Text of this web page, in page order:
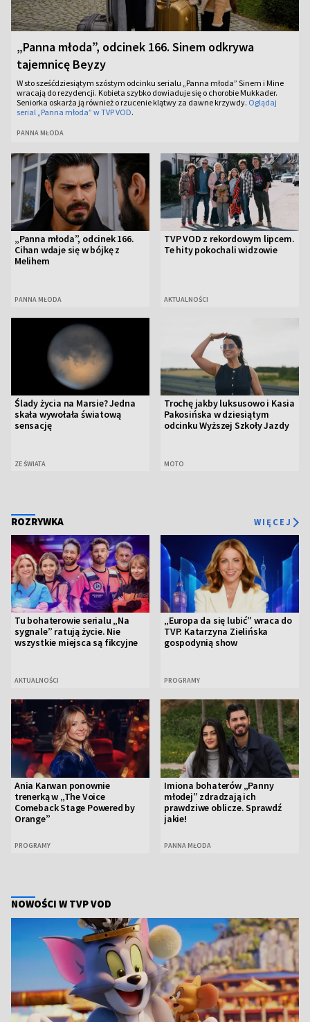
„Panna młoda”, odcinek 166. Sinem odkrywa
tajemnicę Beyzy
W sto sześćdziesiątym szóstym odcinku serialu „Panna młoda” Sinem i Mine
wracają do rezydencji. Kobieta szybko dowiaduje się o chorobie Mukkader.
Seniorka oskarża ją również o rzucenie klątwy za dawne krzywdy. Oglądaj
serial „Panna młoda” w TVP VOD.
PANNA MŁODA
„Panna młoda”, odcinek 166.
Cihan wdaje się w bójkę z
Melihem
PANNA MŁODA
TVP VOD z rekordowym lipcem.
Te hity pokochali widzowie
AKTUALNOŚCI
Ślady życia na Marsie? Jedna
skała wywołała światową
sensację
ZE ŚWIATA
Trochę jakby luksusowo i Kasia
Pakosińska w dziesiątym
odcinku Wyższej Szkoły Jazdy
MOTO
ROZRYWKA WIĘCEJ
Tu bohaterowie serialu „Na
sygnale” ratują życie. Nie
wszystkie miejsca są fikcyjne
AKTUALNOŚCI
„Europa da się lubić” wraca do
TVP. Katarzyna Zielińska
gospodynią show
PROGRAMY
Ania Karwan ponownie
trenerką w „The Voice
Comeback Stage Powered by
Orange”
PROGRAMY
Imiona bohaterów „Panny
młodej” zdradzają ich
prawdziwe oblicze. Sprawdź
jakie!
PANNA MŁODA
NOWOŚCI W TVP VOD